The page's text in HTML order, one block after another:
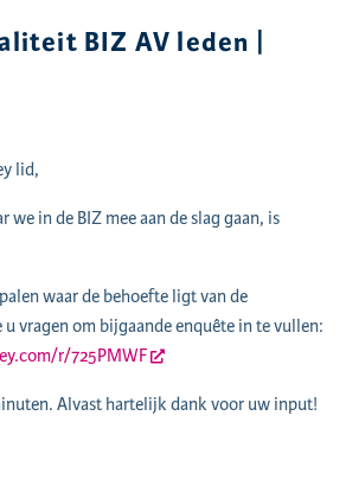
BIZ AV leden |
lid,
we in de BIZ mee aan de slag gaan, is
waar de behoefte ligt van de
vragen om bijgaande enquête in te vullen:
r/725PMWF
Alvast hartelijk dank voor uw input!